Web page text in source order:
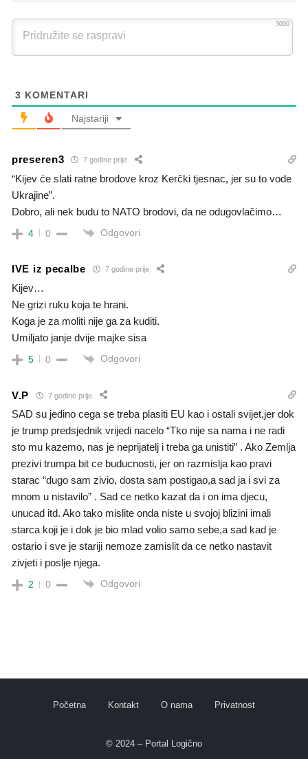
3000
3 KOMENTARI
Najstariji
preseren3 7 godine prije
“Kijev će slati ratne brodove kroz Kerčki tjesnac, jer su to vode
Ukrajine”.
Dobro, ali nek budu to NATO brodovi, da ne odugovlačimo…
4 0 Odgovori
IVE iz pecalbe 7 godine prije
Kijev…
Ne grizi ruku koja te hrani.
Koga je za moliti nije ga za kuditi.
Umiljato janje dvije majke sisa
5 0 Odgovori
V.P 7 godine prije
SAD su jedino cega se treba plasiti EU kao i ostali svijet,jer dok
je trump predsjednik vrijedi nacelo “Tko nije sa nama i ne radi
sto mu kazemo, nas je neprijatelj i treba ga unistiti” . Ako Zemlja
prezivi trumpa bit ce buducnosti, jer on razmislja kao pravi
starac “dugo sam zivio, dosta sam postigao,a sad ja i svi za
mnom u nistavilo” . Sad ce netko kazat da i on ima djecu,
unucad itd. Ako tako mislite onda niste u svojoj blizini imali
starca koji je i dok je bio mlad volio samo sebe,a sad kad je
ostario i sve je stariji nemoze zamislit da ce netko nastavit
zivjeti i poslje njega.
2 0 Odgovori
Početna Kontakt O nama Privatnost
© 2024 – Portal Logično